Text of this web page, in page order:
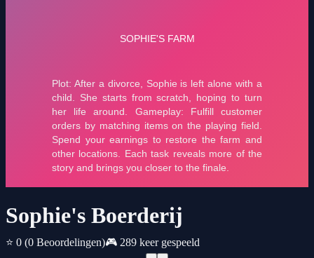
Sophie's Boerderij
⭐ 0 (0 Beoordelingen)🎮 289 keer gespeeld